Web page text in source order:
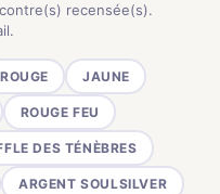
recensée(s).
ROUGE JAUNE
ROUGE FEU
DES TÉNÈBRES
ARGENT SOULSILVER